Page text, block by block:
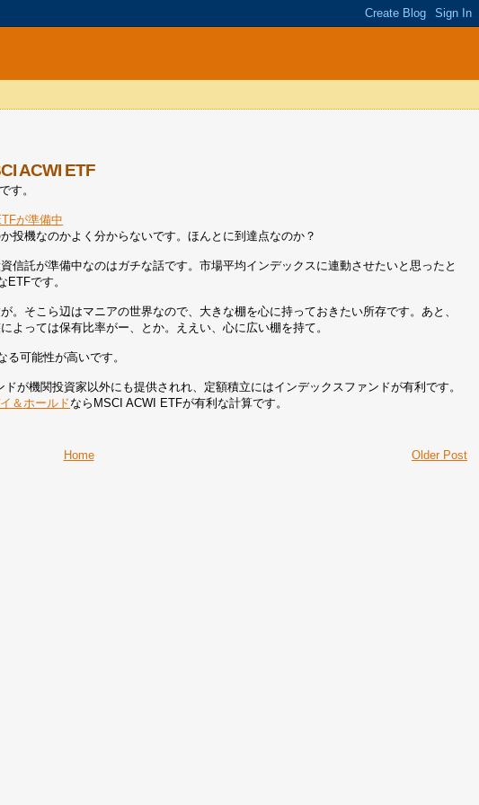
ACWI ETF
す。
が準備中
投機なのかよく分からないです。ほんとに到達点なのか？
信託が準備中なのはガチな話です。市場平均インデックスに連動させたいと思ったと
です。
。そこら辺はマニアの世界なので、大きな棚を心に持っておきたい所存です。あと、
よっては保有比率がー、とか。ええい、心に広い棚を持て。
可能性が高いです。
が機関投資家以外にも提供されれ、定額積立にはインデックスファンドが有利です。
＆ホールドならMSCI ACWI ETFが有利な計算です。
Older Post
Home